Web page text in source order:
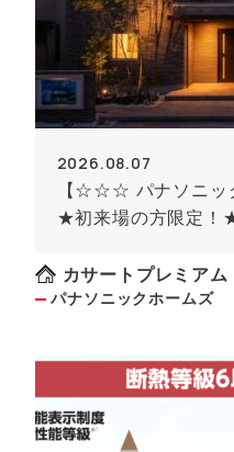
2026.08.07
【☆☆☆ パナソニック ホームズ ☆☆☆
★初来場の方限定！
す）
カサートプレミアム
パナソニックホームズ